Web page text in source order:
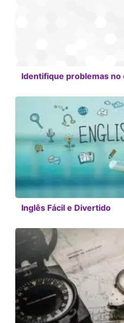
Identifique problemas no
Inglês Fácil e Divertido